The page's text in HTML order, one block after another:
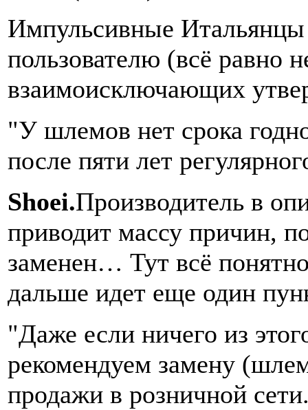
Импульсивные Итальянцы
пользователю (всё равно
взаимоисключающих
"У шлемов нет срока
после пяти лет
Shoei.Производитель в
приводит массу причин,
заменен… Тут всё
дальше идет еще один
"Даже если ничего из
рекомендуем замену
продажи в розничной